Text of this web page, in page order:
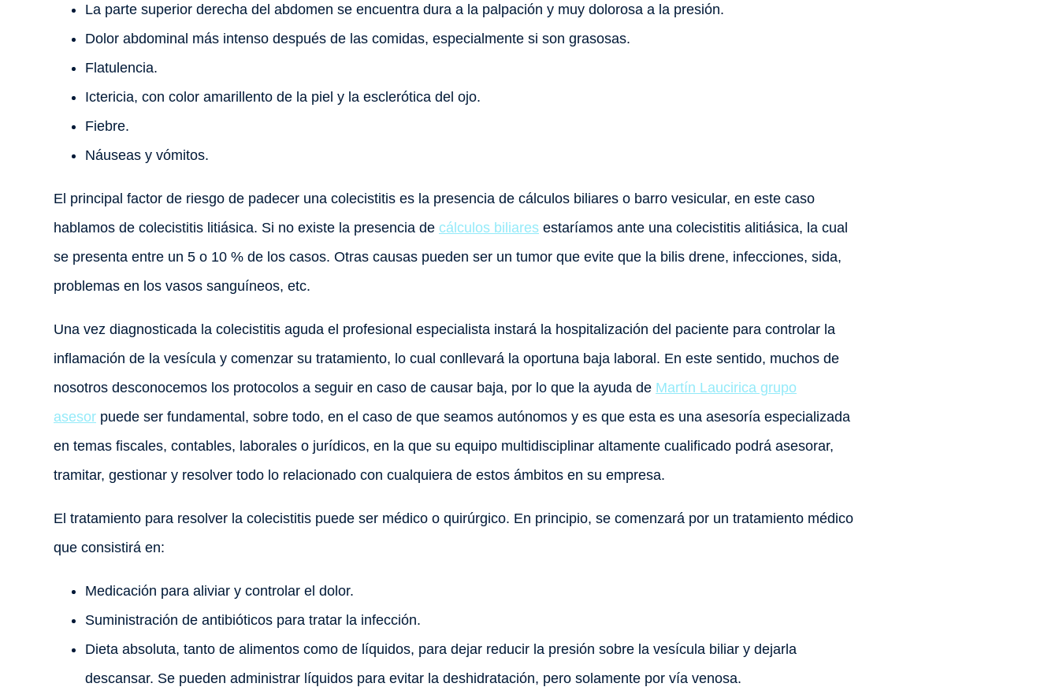
La parte superior derecha del abdomen se encuentra dura a la palpación y muy dolorosa a la presión.
Dolor abdominal más intenso después de las comidas, especialmente si son grasosas.
Flatulencia.
Ictericia, con color amarillento de la piel y la esclerótica del ojo.
Fiebre.
Náuseas y vómitos.
El principal factor de riesgo de padecer una colecistitis es la presencia de cálculos biliares o barro vesicular, en este caso
hablamos de colecistitis litiásica. Si no existe la presencia de cálculos biliares estaríamos ante una colecistitis alitiásica, la cual
se presenta entre un 5 o 10 % de los casos. Otras causas pueden ser un tumor que evite que la bilis drene, infecciones, sida,
problemas en los vasos sanguíneos, etc.
Una vez diagnosticada la colecistitis aguda el profesional especialista instará la hospitalización del paciente para controlar la
inflamación de la vesícula y comenzar su tratamiento, lo cual conllevará la oportuna baja laboral. En este sentido, muchos de
nosotros desconocemos los protocolos a seguir en caso de causar baja, por lo que la ayuda de Martín Laucirica grupo
asesor puede ser fundamental, sobre todo, en el caso de que seamos autónomos y es que esta es una asesoría especializada
en temas fiscales, contables, laborales o jurídicos, en la que su equipo multidisciplinar altamente cualificado podrá asesorar,
tramitar, gestionar y resolver todo lo relacionado con cualquiera de estos ámbitos en su empresa.
El tratamiento para resolver la colecistitis puede ser médico o quirúrgico. En principio, se comenzará por un tratamiento médico
que consistirá en:
Medicación para aliviar y controlar el dolor.
Suministración de antibióticos para tratar la infección.
Dieta absoluta, tanto de alimentos como de líquidos, para dejar reducir la presión sobre la vesícula biliar y dejarla
descansar. Se pueden administrar líquidos para evitar la deshidratación, pero solamente por vía venosa.